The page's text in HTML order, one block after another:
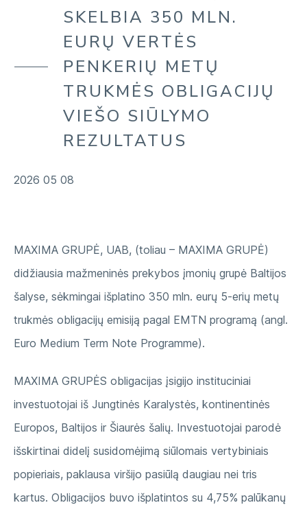
SKELBIA 350 MLN.
EURŲ VERTĖS
PENKERIŲ METŲ
TRUKMĖS OBLIGACIJŲ
VIEŠO SIŪLYMO
REZULTATUS
2026 05 08
MAXIMA GRUPĖ, UAB, (toliau – MAXIMA GRUPĖ)
didžiausia mažmeninės prekybos įmonių grupė Baltijos
šalyse, sėkmingai išplatino 350 mln. eurų 5-erių metų
trukmės obligacijų emisiją pagal EMTN programą (angl.
Euro Medium Term Note Programme).
MAXIMA GRUPĖS obligacijas įsigijo instituciniai
investuotojai iš Jungtinės Karalystės, kontinentinės
Europos, Baltijos ir Šiaurės šalių. Investuotojai parodė
išskirtinai didelį susidomėjimą siūlomais vertybiniais
popieriais, paklausa viršijo pasiūlą daugiau nei tris
kartus. Obligacijos buvo išplatintos su 4,75% palūkanų